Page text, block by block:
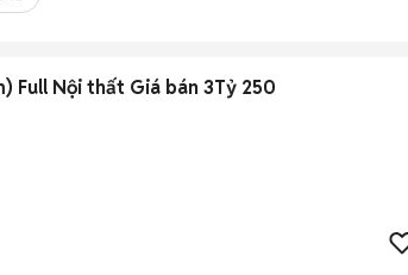
Full Nội thất Giá bán 3Tỷ 250